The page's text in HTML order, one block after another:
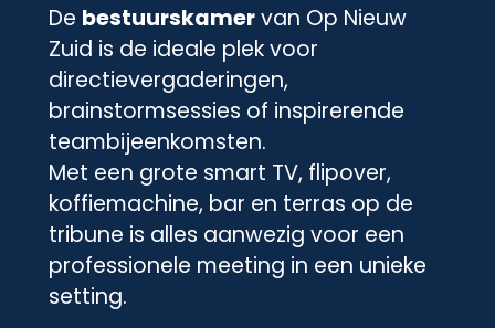
De bestuurskamervan Op Nieuw
Zuid is de ideale plek voor
directievergaderingen,
brainstormsessies of inspirerende
teambijeenkomsten.
Met een grote smart TV, flipover,
koffiemachine, bar en terras op de
tribune is alles aanwezig voor een
professionele meeting in een unieke
setting.